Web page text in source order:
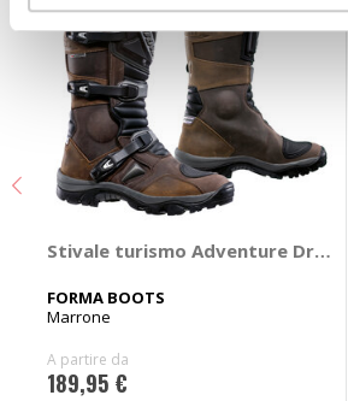
Stivale turismo Adventure Dry WP
FORMA BOOTS
Marrone
A partire da
189,95 €